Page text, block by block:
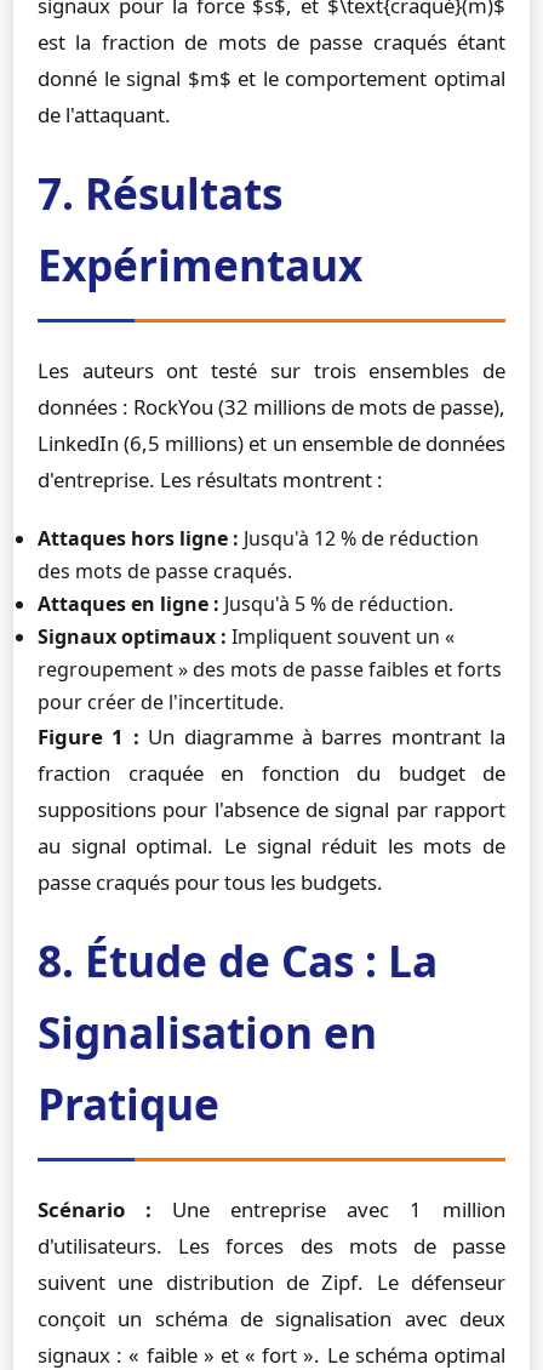
est la fraction de mots de passe craqués étant
donné le signal $m$ et le comportement optimal
de l'attaquant.
7. Résultats
Expérimentaux
Les auteurs ont testé sur trois ensembles de
données : RockYou (32 millions de mots de passe),
LinkedIn (6,5 millions) et un ensemble de données
d'entreprise. Les résultats montrent :
Attaques hors ligne : Jusqu'à 12 % de réduction
des mots de passe craqués.
Attaques en ligne : Jusqu'à 5 % de réduction.
Signaux optimaux : Impliquent souvent un «
regroupement » des mots de passe faibles et forts
pour créer de l'incertitude.
Figure 1 : Un diagramme à barres montrant la
fraction craquée en fonction du budget de
suppositions pour l'absence de signal par rapport
au signal optimal. Le signal réduit les mots de
passe craqués pour tous les budgets.
8. Étude de Cas : La
Signalisation en
Pratique
Scénario : Une entreprise avec 1 million
d'utilisateurs. Les forces des mots de passe
suivent une distribution de Zipf. Le défenseur
conçoit un schéma de signalisation avec deux
signaux : « faible » et « fort ». Le schéma optimal